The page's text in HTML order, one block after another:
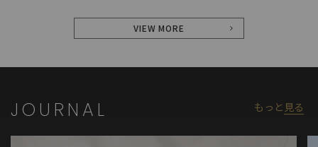
VIEW MORE
JOURNAL もっと 見る